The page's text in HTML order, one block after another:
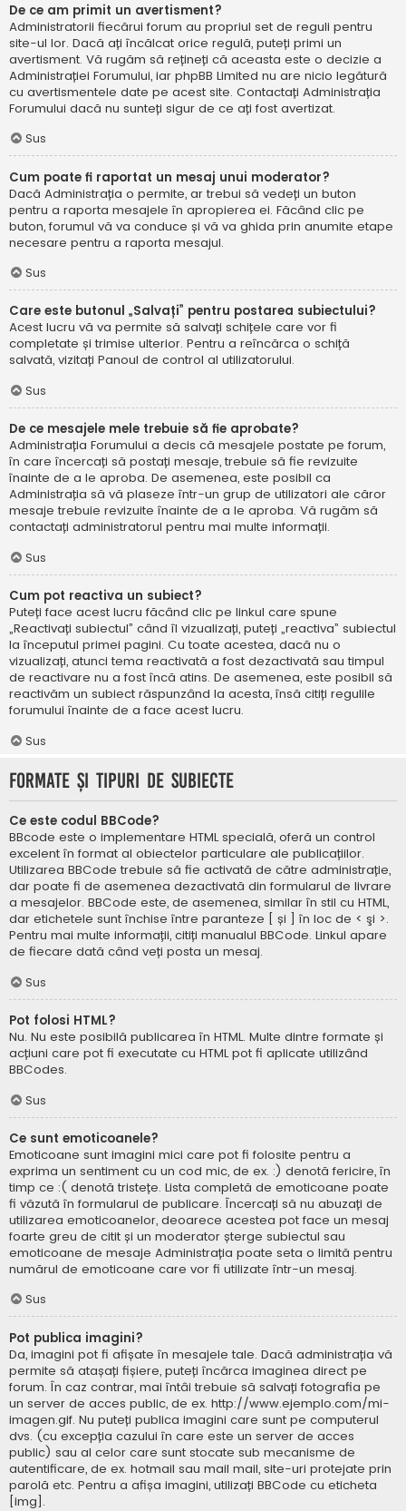
De ce am primit un avertisment?
Administratorii fiecărui forum au propriul set de reguli pentru
site-ul lor. Dacă ați încălcat orice regulă, puteți primi un
avertisment. Vă rugăm să rețineți că aceasta este o decizie a
Administrației Forumului, iar phpBB Limited nu are nicio legătură
cu avertismentele date pe acest site. Contactați Administrația
Forumului dacă nu sunteți sigur de ce ați fost avertizat.
Sus
Cum poate fi raportat un mesaj unui moderator?
Dacă Administrația o permite, ar trebui să vedeți un buton
pentru a raporta mesajele în apropierea ei. Făcând clic pe
buton, forumul vă va conduce și vă va ghida prin anumite etape
necesare pentru a raporta mesajul.
Sus
Care este butonul „Salvați” pentru postarea subiectului?
Acest lucru vă va permite să salvați schițele care vor fi
completate și trimise ulterior. Pentru a reîncărca o schiță
salvată, vizitați Panoul de control al utilizatorului.
Sus
De ce mesajele mele trebuie să fie aprobate?
Administrația Forumului a decis că mesajele postate pe forum,
în care încercați să postați mesaje, trebuie să fie revizuite
înainte de a le aproba. De asemenea, este posibil ca
Administrația să vă plaseze într-un grup de utilizatori ale căror
mesaje trebuie revizuite înainte de a le aproba. Vă rugăm să
contactați administratorul pentru mai multe informații.
Sus
Cum pot reactiva un subiect?
Puteți face acest lucru făcând clic pe linkul care spune
„Reactivați subiectul” când îl vizualizați, puteți „reactiva” subiectul
la începutul primei pagini. Cu toate acestea, dacă nu o
vizualizați, atunci tema reactivată a fost dezactivată sau timpul
de reactivare nu a fost încă atins. De asemenea, este posibil să
reactivăm un subiect răspunzând la acesta, însă citiți regulile
forumului înainte de a face acest lucru.
Sus
Formate și tipuri de subiecte
Ce este codul BBCode?
BBcode este o implementare HTML specială, oferă un control
excelent în format al obiectelor particulare ale publicațiilor.
Utilizarea BBCode trebuie să fie activată de către administrație,
dar poate fi de asemenea dezactivată din formularul de livrare
a mesajelor. BBCode este, de asemenea, similar în stil cu HTML,
dar etichetele sunt închise între paranteze [ și ] în loc de < şi >.
Pentru mai multe informații, citiți manualul BBCode. Linkul apare
de fiecare dată când veți posta un mesaj.
Sus
Pot folosi HTML?
Nu. Nu este posibilă publicarea în HTML. Multe dintre formate și
acțiuni care pot fi executate cu HTML pot fi aplicate utilizând
BBCodes.
Sus
Ce sunt emoticoanele?
Emoticoane sunt imagini mici care pot fi folosite pentru a
exprima un sentiment cu un cod mic, de ex. :) denotă fericire, în
timp ce :( denotă tristețe. Lista completă de emoticoane poate
fi văzută în formularul de publicare. Încercați să nu abuzați de
utilizarea emoticoanelor, deoarece acestea pot face un mesaj
foarte greu de citit și un moderator șterge subiectul sau
emoticoane de mesaje Administrația poate seta o limită pentru
numărul de emoticoane care vor fi utilizate într-un mesaj.
Sus
Pot publica imagini?
Da, imagini pot fi afișate în mesajele tale. Dacă administrația vă
permite să atașați fișiere, puteți încărca imaginea direct pe
forum. În caz contrar, mai întâi trebuie să salvați fotografia pe
un server de acces public, de ex. http://www.ejemplo.com/mi-
imagen.gif. Nu puteți publica imagini care sunt pe computerul
dvs. (cu excepția cazului în care este un server de acces
public) sau al celor care sunt stocate sub mecanisme de
autentificare, de ex. hotmail sau mail mail, site-uri protejate prin
parolă etc. Pentru a afișa imagini, utilizați BBCode cu eticheta
[img].